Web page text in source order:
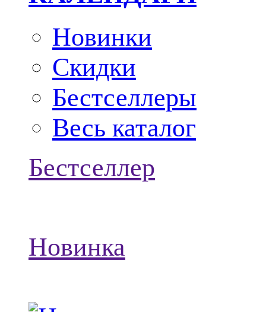
Новинки
Скидки
Бестселлеры
Весь каталог
Бестселлер
Новинка